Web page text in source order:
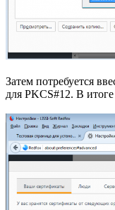
Затем потребуется
для PKCS#12. В